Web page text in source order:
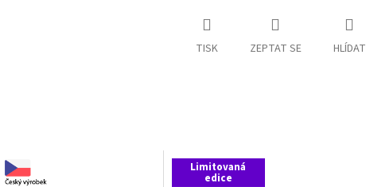
TISK ZEPTAT SE HLÍDAT
Limitovaná
edice